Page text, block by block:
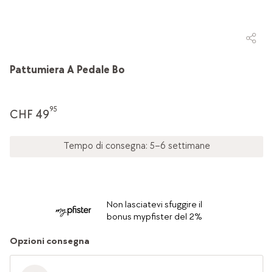
Pattumiera A Pedale Bo
CHF 4995
Tempo di consegna: 5–6 settimane
Non lasciatevi sfuggire il
bonus mypfister del 2%
Opzioni consegna